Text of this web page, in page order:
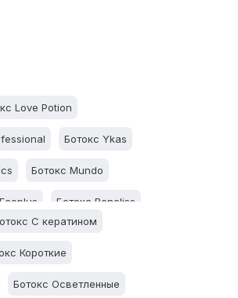
Love Potion
Ботокс Ykas
Ботокс Mundo
Ботокс Beneliss
С кератином
Короткие
Ботокс Осветленные